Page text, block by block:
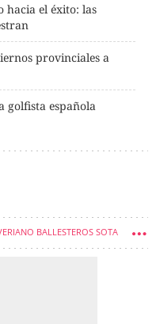
hacia el éxito: las
provinciales a
golfista española
BALLESTEROS SOTA